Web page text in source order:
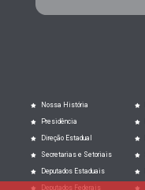
Nossa História
Presidência
Direção Estadual
Secretarias e Setoriais
Deputados Estaduais
Deputados Federais